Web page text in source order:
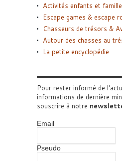
Activités enfants et
Escape games & escape
Chasseurs de trésors &
Autour des chasses au
La petite encyclopédie
Pour rester informé de
informations de dernière
souscrire à notre
Email
Pseudo